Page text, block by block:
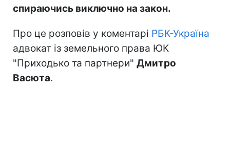
спираючись виключно на закон.
Про це розповів у коментарі РБК-Україна
адвокат із земельного права ЮК
"Приходько та партнери" Дмитро
Васюта.